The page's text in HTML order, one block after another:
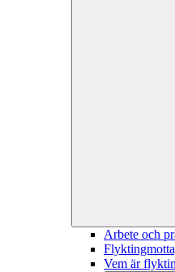
Arbete och
Vem är